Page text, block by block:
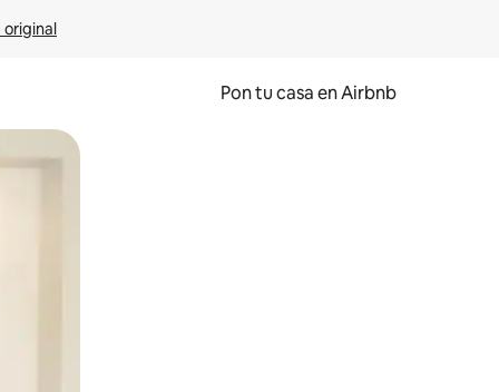
original
Pon tu casa en Airbnb